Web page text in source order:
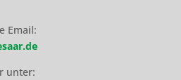
Email:
unter: